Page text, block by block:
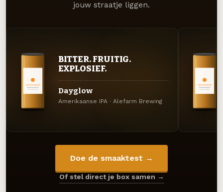
jouw straatje liggen.
BITTER. FRUITIG.
EXPLOSIEF.
Dayglow
Amerikaanse IPA · Alefarm Brewing
Doe de smaaktest →
Of stel direct je box samen →